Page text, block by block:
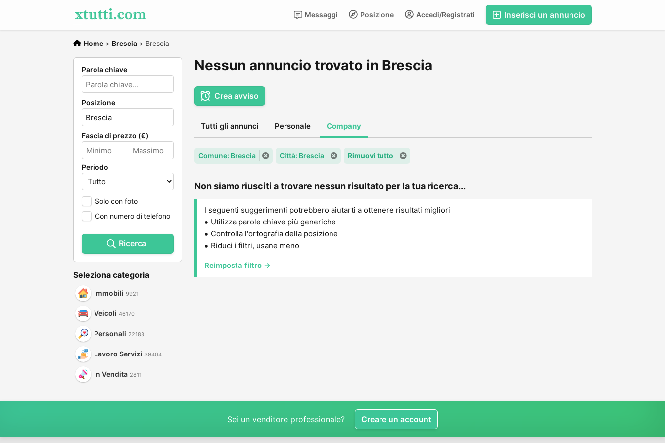
Inserisci un annuncio
Accedi/Registrati
Posizione
Messaggi
Home > Brescia > Brescia
Parola chiave
Posizione
Fascia di prezzo (€)
Periodo
Solo con foto
Con numero di telefono
Ricerca
Seleziona categoria
Immobili 9921
Veicoli 46170
Personali 22183
Lavoro Servizi 39404
In Vendita 2811
Nessun annuncio trovato in Brescia
Crea avviso
Tutti gli annunci Personale Company
Comune: Brescia Città: Brescia Rimuovi tutto
Non siamo riusciti a trovare nessun risultato per la tua ricerca...
I seguenti suggerimenti potrebbero aiutarti a ottenere risultati migliori
Utilizza parole chiave più generiche
Controlla l'ortografia della posizione
Riduci i filtri, usane meno
Reimposta filtro →
Sei un venditore professionale? Creare un account